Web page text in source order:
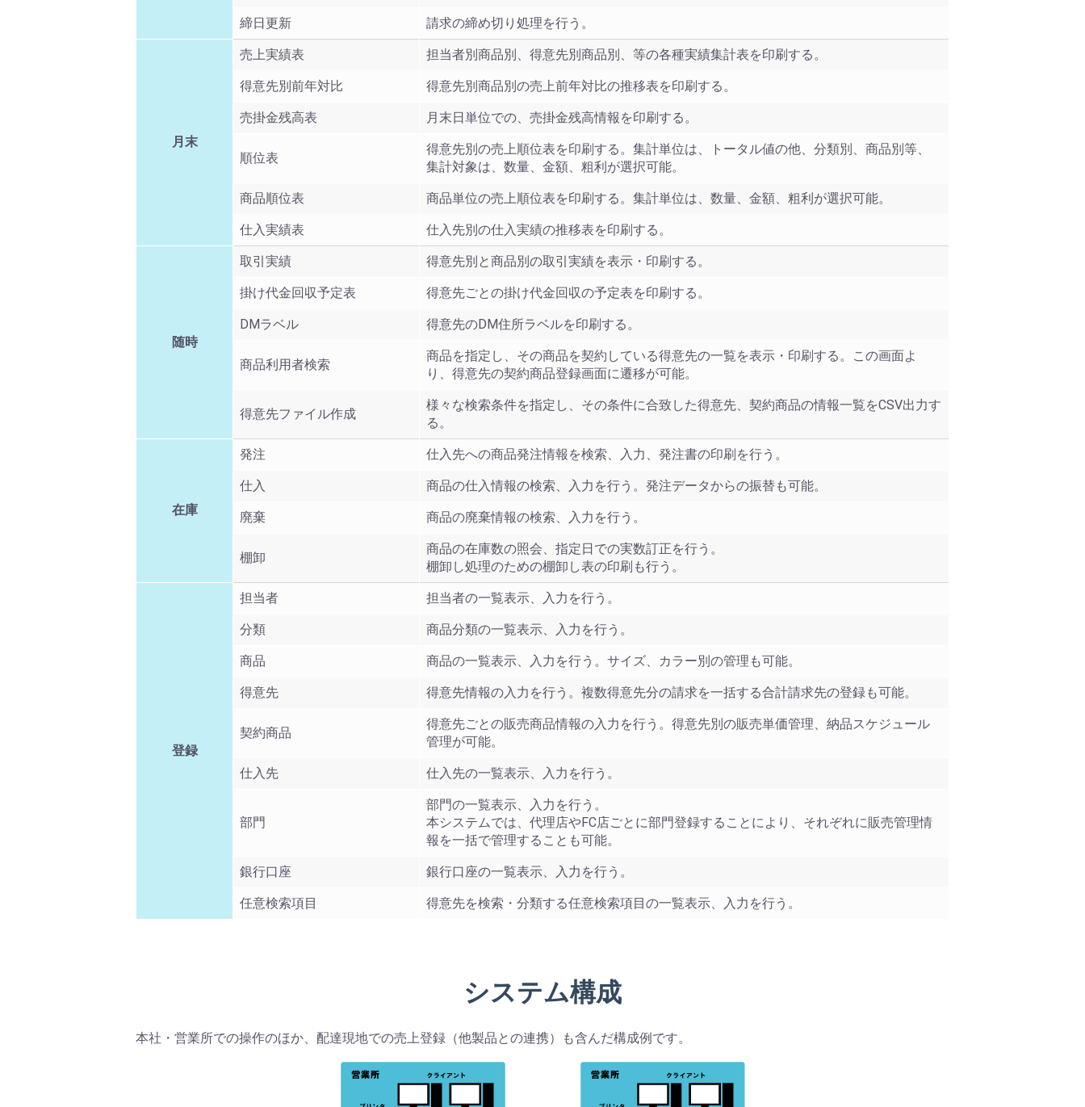
締日更新 請求の締め切り処理を行う。
月末
売上実績表 担当者別商品別、得意先別商品別、等の各種実績集計表を印刷する。
得意先別前年対比 得意先別商品別の売上前年対比の推移表を印刷する。
売掛金残高表 月末日単位での、売掛金残高情報を印刷する。
順位表
得意先別の売上順位表を印刷する。集計単位は、トータル値の他、分類別、商品別等、
集計対象は、数量、金額、粗利が選択可能。
商品順位表 商品単位の売上順位表を印刷する。集計単位は、数量、金額、粗利が選択可能。
仕入実績表 仕入先別の仕入実績の推移表を印刷する。
随時
取引実績 得意先別と商品別の取引実績を表示・印刷する。
掛け代金回収予定表 得意先ごとの掛け代金回収の予定表を印刷する。
DMラベル 得意先のDM住所ラベルを印刷する。
商品利用者検索
商品を指定し、その商品を契約している得意先の一覧を表示・印刷する。この画面よ
り、得意先の契約商品登録画面に遷移が可能。
得意先ファイル作成
様々な検索条件を指定し、その条件に合致した得意先、契約商品の情報一覧をCSV出力す
る。
在庫
発注 仕入先への商品発注情報を検索、入力、発注書の印刷を行う。
仕入 商品の仕入情報の検索、入力を行う。発注データからの振替も可能。
廃棄 商品の廃棄情報の検索、入力を行う。
棚卸
商品の在庫数の照会、指定日での実数訂正を行う。
棚卸し処理のための棚卸し表の印刷も行う。
登録
担当者 担当者の一覧表示、入力を行う。
分類 商品分類の一覧表示、入力を行う。
商品 商品の一覧表示、入力を行う。サイズ、カラー別の管理も可能。
得意先 得意先情報の入力を行う。複数得意先分の請求を一括する合計請求先の登録も可能。
契約商品
得意先ごとの販売商品情報の入力を行う。得意先別の販売単価管理、納品スケジュール
管理が可能。
仕入先 仕入先の一覧表示、入力を行う。
部門
部門の一覧表示、入力を行う。
本システムでは、代理店やFC店ごとに部門登録することにより、それぞれに販売管理情
報を一括で管理することも可能。
銀行口座 銀行口座の一覧表示、入力を行う。
任意検索項目 得意先を検索・分類する任意検索項目の一覧表示、入力を行う。
システム構成
本社・営業所での操作のほか、配達現地での売上登録（他製品との連携）も含んだ構成例です。